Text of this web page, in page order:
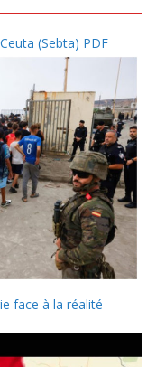
(Sebta) PDF
face à la réalité